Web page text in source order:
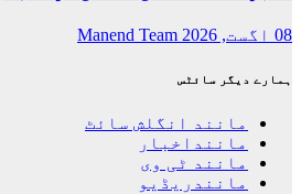
08 اگست, 2026 Manend Team
ہمارے دیگر سائٹس
مانند انگلش سائٹ
ماننداخبار
مانند ٹی وی
مانندریڈیو